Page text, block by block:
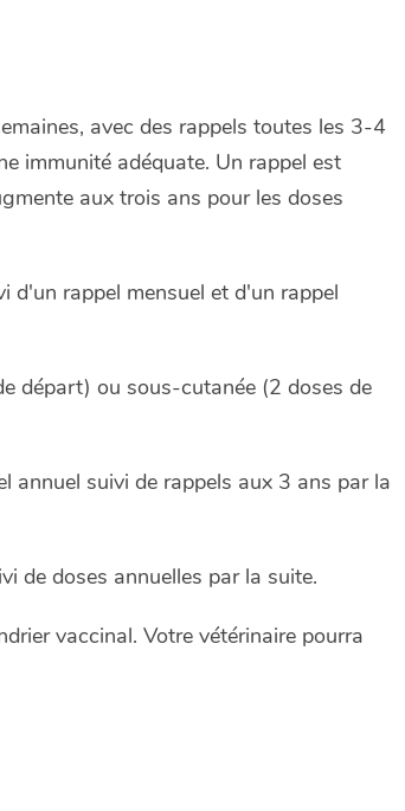
avec des rappels toutes les 3-4
immunité adéquate. Un rappel est
aux trois ans pour les doses
d'un rappel mensuel et d'un rappel
départ) ou sous-cutanée (2 doses de
annuel suivi de rappels aux 3 ans par la
de doses annuelles par la suite.
vaccinal. Votre vétérinaire pourra